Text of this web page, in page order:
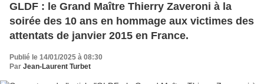
GLDF : le Grand Maître Thierry Zaveroni à la
soirée des 10 ans en hommage aux victimes des
attentats de janvier 2015 en France.
Publié le 14/01/2025 à 08:30
Par Jean-Laurent Turbet